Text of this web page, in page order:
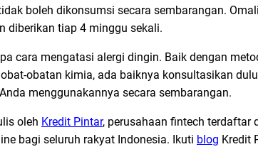
boleh dikonsumsi secara sembarangan.
diberikan tiap 4 minggu sekali.
cara mengatasi alergi dingin. Baik dengan
obatan kimia, ada baiknya konsultasikan
menggunakannya secara sembarangan.
oleh Kredit Pintar, perusahaan fintech terdaftar
bagi seluruh rakyat Indonesia. Ikuti blog Kredit